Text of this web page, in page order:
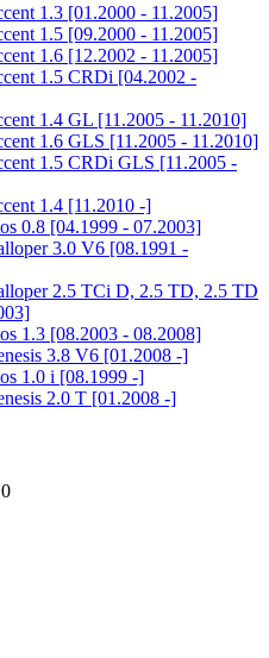
1.3 [01.2000 - 11.2005]
1.5 [09.2000 - 11.2005]
1.6 [12.2002 - 11.2005]
1.5 CRDi [04.2002 -
1.4 GL [11.2005 - 11.2010]
1.6 GLS [11.2005 - 11.2010]
1.5 CRDi GLS [11.2005 -
1.4 [11.2010 -]
0.8 [04.1999 - 07.2003]
3.0 V6 [08.1991 -
2.5 TCi D, 2.5 TD, 2.5 TD
1.3 [08.2003 - 08.2008]
3.8 V6 [01.2008 -]
1.0 i [08.1999 -]
2.0 T [01.2008 -]